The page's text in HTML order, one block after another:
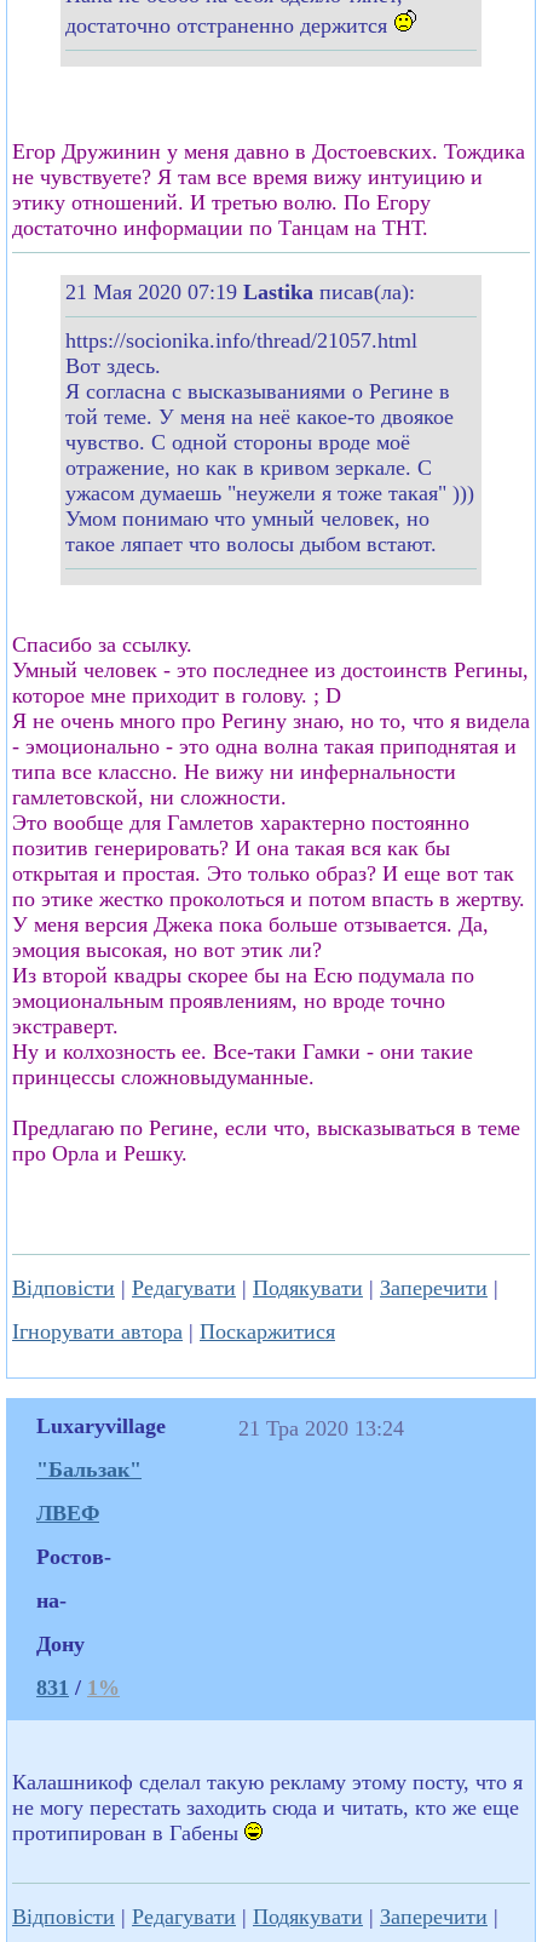
достаточно отстраненно держится
Егор Дружинин у меня давно в Достоевских. Тождика
не чувствуете? Я там все время вижу интуицию и
этику отношений. И третью волю. По Егору
достаточно информации по Танцам на ТНТ.
21 Мая 2020 07:19 Lastika писав(ла):
https://socionika.info/thread/21057.html
Вот здесь.
Я согласна с высказываниями о Регине в
той теме. У меня на неё какое-то двоякое
чувство. С одной стороны вроде моё
отражение, но как в кривом зеркале. С
ужасом думаешь "неужели я тоже такая" )))
Умом понимаю что умный человек, но
такое ляпает что волосы дыбом встают.
Спасибо за ссылку.
Умный человек - это последнее из достоинств Регины,
которое мне приходит в голову. ; D
Я не очень много про Регину знаю, но то, что я видела
- эмоционально - это одна волна такая приподнятая и
типа все классно. Не вижу ни инфернальности
гамлетовской, ни сложности.
Это вообще для Гамлетов характерно постоянно
позитив генерировать? И она такая вся как бы
открытая и простая. Это только образ? И еще вот так
по этике жестко проколоться и потом впасть в жертву.
У меня версия Джека пока больше отзывается. Да,
эмоция высокая, но вот этик ли?
Из второй квадры скорее бы на Есю подумала по
эмоциональным проявлениям, но вроде точно
экстраверт.
Ну и колхозность ее. Все-таки Гамки - они такие
принцессы сложновыдуманные.
Предлагаю по Регине, если что, высказываться в теме
про Орла и Решку.
Відповісти | Редагувати | Подякувати | Заперечити |
Ігнорувати автора | Поскаржитися
Luxaryvillage
"Бальзак"
ЛВЕФ
Ростов-
на-
Дону
831 / 1%
21 Тра 2020 13:24
Калашникоф сделал такую рекламу этому посту, что я
не могу перестать заходить сюда и читать, кто же еще
протипирован в Габены
Відповісти | Редагувати | Подякувати | Заперечити |